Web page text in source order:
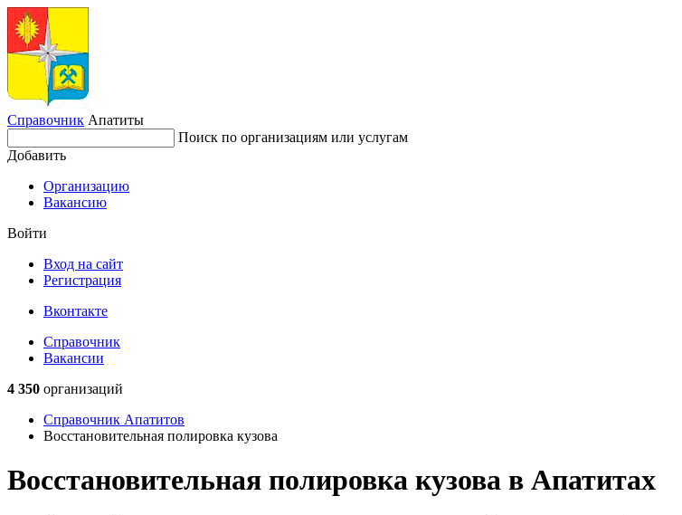
Справочник Апатиты
Поиск по организациям или услугам
Добавить
Организацию
Вакансию
Войти
Вход на сайт
Регистрация
Вконтакте
Справочник
Вакансии
4 350 организаций
Справочник Апатитов
Восстановительная полировка кузова
Восстановительная полировка кузова в Апатитах